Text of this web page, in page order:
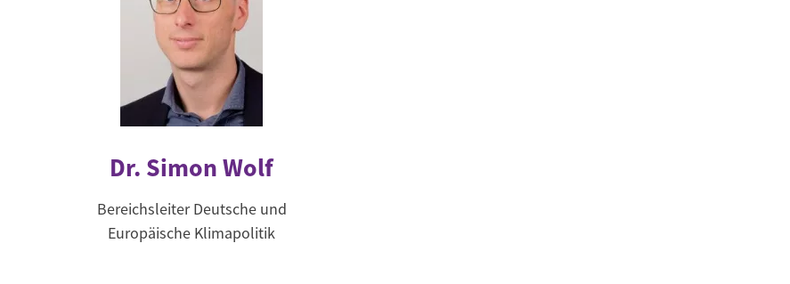
Dr. Simon Wolf
Bereichsleiter Deutsche und
Europäische Klimapolitik